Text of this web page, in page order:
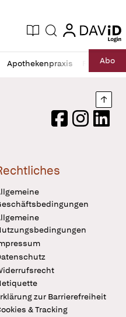
Aktuelle Ausgabe
Suche login
login
Apothekenpraxis RechtAbo
FacebookInstagram
zur Barrierefreiheit
& Tracking